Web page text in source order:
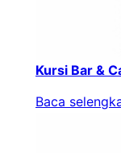
Kursi Bar &
Baca